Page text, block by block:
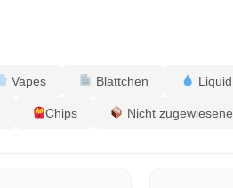
Vapes Blättchen Liquid
Chips Nicht zugewiesene